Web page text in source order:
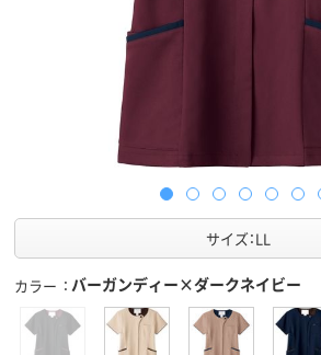
サイズ：LL
カラー バーガンディー×ダークネイビー